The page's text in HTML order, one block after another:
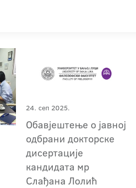
24. сеп 2025.
Обавјештење о јавној
одбрани докторске
дисертације
кандидата мр
Слађана Лолић